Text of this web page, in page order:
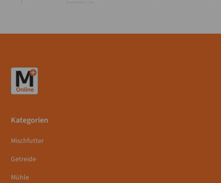
Kategorien
Mischfutter
Getreide
Mühle